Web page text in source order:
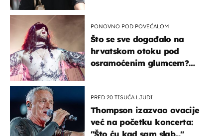
PONOVNO POD POVEĆALOM
Što se sve događalo na
hrvatskom otoku pod
osramoćenim glumcem?
PRED 20 TISUĆA LJUDI
Thompson izazvao ovacije
već na početku koncerta:
"Što ću kad sam slab..."